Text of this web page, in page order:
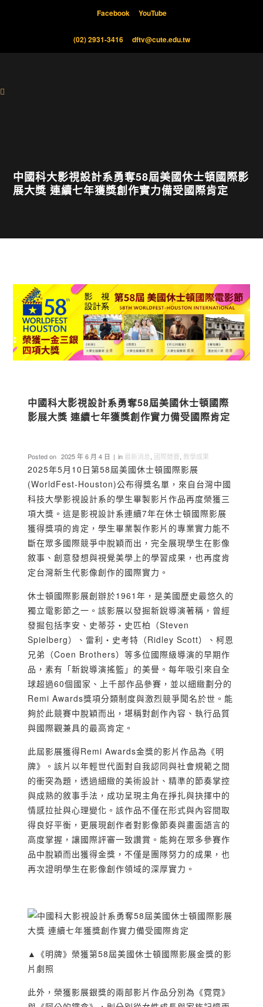
Facebook YouTube
(02) 2931-3416 dftv@cute.edu.tw
中國科大影視設計系勇奪58屆美國休士頓國際影
展大獎 連續七年獲獎創作實力備受國際肯定
中國科大影視設計系勇奪58屆美國休士頓國際
影展大獎 連續七年獲獎創作實力備受國際肯定
Posted on 2025 年 6 月 4 日 in 最新消息 國際競賽 教學成果
2025年5月10日第58屆美國休士頓國際影展
(WorldFest-Houston)公布得獎名單，來自台灣中國
科技大學影視設計系的學生畢製影片作品再度榮獲三
項大獎。這是影視設計系連續7年在休士頓國際影展
獲得獎項的肯定，學生畢業製作影片的專業實力能不
斷在眾多國際競爭中脫穎而出，完全展現學生在影像
敘事、創意發想與視覺美學上的學習成果，也再度肯
定台灣新生代影像創作的國際實力。
休士頓國際影展創辦於1961年，是美國歷史最悠久的
獨立電影節之一。該影展以發掘新銳導演著稱，曾經
發掘包括李安、史蒂芬・史匹柏（Steven
Spielberg）、雷利・史考特（Ridley Scott）、柯恩
兄弟（Coen Brothers）等多位國際級導演的早期作
品，素有「新銳導演搖籃」的美譽。每年吸引來自全
球超過60個國家、上千部作品參賽，並以細緻劃分的
Remi Awards獎項分類制度與激烈競爭聞名於世。能
夠於此競賽中脫穎而出，堪稱對創作內容、執行品質
與國際觀兼具的最高肯定。
此屆影展獲得Remi Awards金獎的影片作品為《明
牌》。該片以年輕世代面對自我認同與社會規範之間
的衝突為題，透過細緻的美術設計、精準的節奏掌控
與成熟的敘事手法，成功呈現主角在掙扎與抉擇中的
情感拉扯與心理變化。該作品不僅在形式與內容間取
得良好平衡，更展現創作者對影像節奏與畫面語言的
高度掌握，讓國際評審一致讚賞。能夠在眾多參賽作
品中脫穎而出獲得金獎，不僅是團隊努力的成果，也
再次證明學生在影像創作領域的深厚實力。
▲《明牌》榮獲第58屆美國休士頓國際影展金獎的影
片劇照
此外，榮獲影展銀獎的兩部影片作品分別為《霓霓》